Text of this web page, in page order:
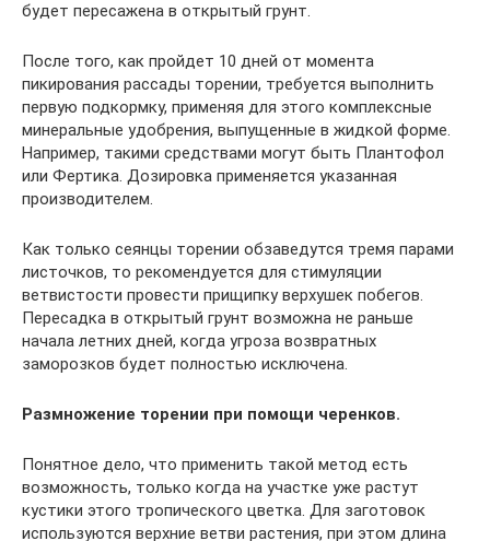
будет пересажена в открытый грунт.
После того, как пройдет 10 дней от момента
пикирования рассады торении, требуется выполнить
первую подкормку, применяя для этого комплексные
минеральные удобрения, выпущенные в жидкой форме.
Например, такими средствами могут быть Плантофол
или Фертика. Дозировка применяется указанная
производителем.
Как только сеянцы торении обзаведутся тремя парами
листочков, то рекомендуется для стимуляции
ветвистости провести прищипку верхушек побегов.
Пересадка в открытый грунт возможна не раньше
начала летних дней, когда угроза возвратных
заморозков будет полностью исключена.
Размножение торении при помощи черенков.
Понятное дело, что применить такой метод есть
возможность, только когда на участке уже растут
кустики этого тропического цветка. Для заготовок
используются верхние ветви растения, при этом длина